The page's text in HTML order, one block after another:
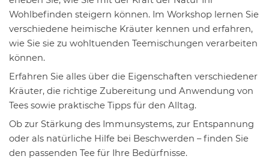
Wohlbefinden steigern können. Im Workshop lernen Sie
verschiedene heimische Kräuter kennen und erfahren,
wie Sie sie zu wohltuenden Teemischungen verarbeiten
können.
Erfahren Sie alles über die Eigenschaften verschiedener
Kräuter, die richtige Zubereitung und Anwendung von
Tees sowie praktische Tipps für den Alltag.
Ob zur Stärkung des Immunsystems, zur Entspannung
oder als natürliche Hilfe bei Beschwerden – finden Sie
den passenden Tee für Ihre Bedürfnisse.